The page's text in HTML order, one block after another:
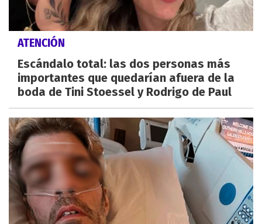
ATENCIÓN
Escándalo total: las dos personas más
importantes que quedarían afuera de la
boda de Tini Stoessel y Rodrigo de Paul